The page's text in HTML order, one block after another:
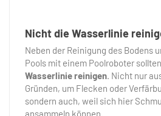
Nicht die Wasserlinie
Neben der Reinigung des Bodens
Pools mit einem Poolroboter
Wasserlinie reinigen. Nicht nur
Gründen, um Flecken oder
sondern auch, weil sich hier
ansammeln können.